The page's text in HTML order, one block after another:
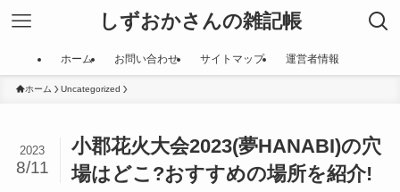
しずおかさんの雑記帳
ホーム お問い合わせ サイトマップ 運営者情報
ホーム Uncategorized
小郡花火大会2023(夢HANABI)の穴
場はどこ?おすすめの場所を紹介!
2023
8/11